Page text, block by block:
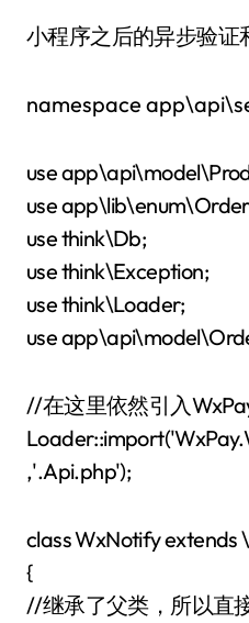
小程序之后的异步验证
namespace
use
use
use think\Db;
use think\Exception;
use think\Loader;
use
//在这里依然引入
,'.Api.php');
class WxNotify extends
{
//继承了父类，所以直